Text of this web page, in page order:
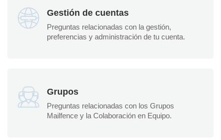
Gestión de cuentas
Preguntas relacionadas con la gestión,
preferencias y administración de tu cuenta.
Grupos
Preguntas relacionadas con los Grupos
Mailfence y la Colaboración en Equipo.